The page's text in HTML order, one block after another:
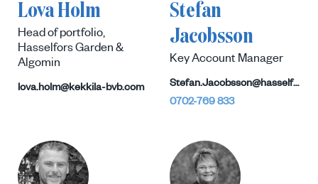
Lova Holm
Head of portfolio,
Hasselfors Garden &
Algomin
lova.holm@kekkila-bvb.com
Stefan
Jacobsson
Key Account Manager
Stefan.Jacobsson@hasselforsgarden.se
0702-769 833